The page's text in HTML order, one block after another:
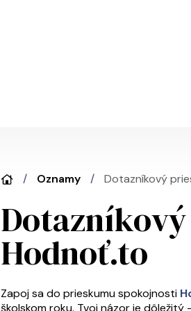
Oznamy Dotazníkový
Hodnoť.to
Zapoj sa do prieskumu spokojnosti
školskom roku. Tvoj názor je